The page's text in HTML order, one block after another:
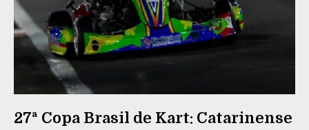
27ª Copa Brasil de Kart: Catarinense